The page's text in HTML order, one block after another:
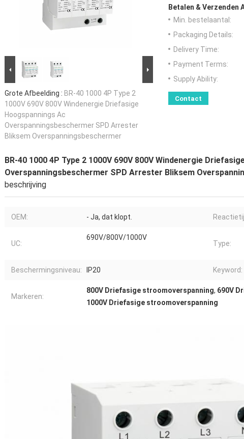
Grote Afbeelding : BR-40 1000 4P Type 2
1000V 690V 800V Windenergie Driefasige
Hoogspannings Ac
Overspanningsbeschermer SPD Arrester
Bliksem Overspanningsbeschermer
Betalen & Verzenden
Min. bestelaantal:
Packaging Details:
Delivery Time:
Payment Terms:
Supply Ability:
Contact
BR-40 1000 4P Type 2 1000V 690V 800V Windenergie
Overspanningsbeschermer SPD Arrester Bliksem
beschrijving
OEM: - Ja, dat klopt.
UC:
690V/800V/1000V
Type:
Beschermingsniveau: IP20 Keyword:
Markeren:
800V Driefasige stroomoverspanning, 690V
1000V Driefasige stroomoverspanning